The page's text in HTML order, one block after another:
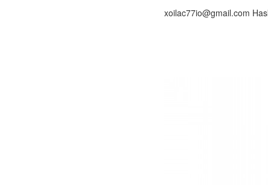
xoilac77io@gmail.com